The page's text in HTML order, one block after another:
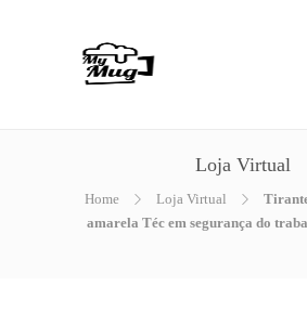
Loja Virtual
Home Loja Virtual
amarela Téc em segurança do